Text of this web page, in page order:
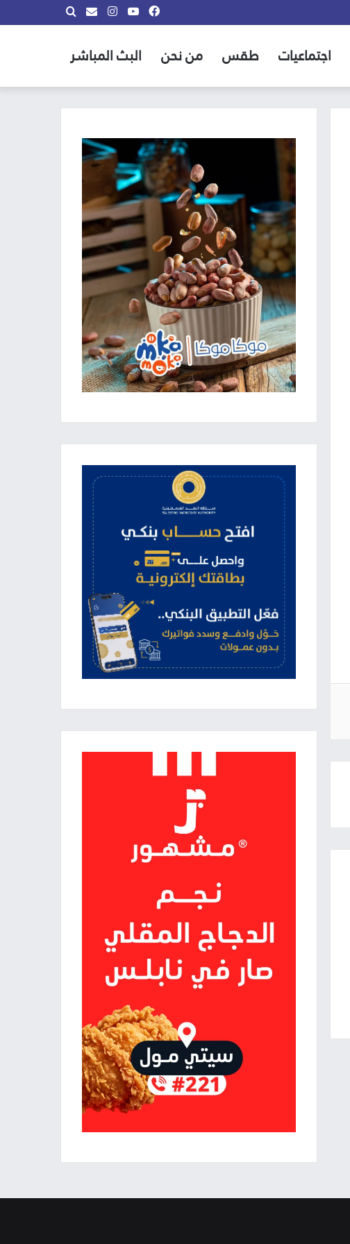
بحث
info@almadina.tvانستقراميوتيوب
فيسبوك
اجتماعيات طقس من نحن البث المباشر